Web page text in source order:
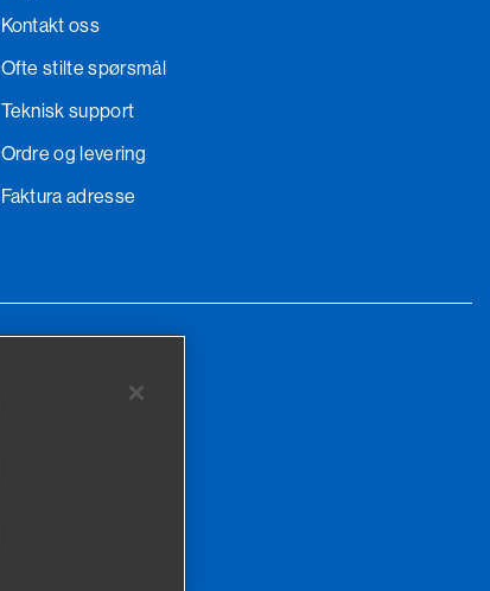
Kontakt oss
Ofte stilte spørsmål
Teknisk support
Ordre og levering
Faktura adresse